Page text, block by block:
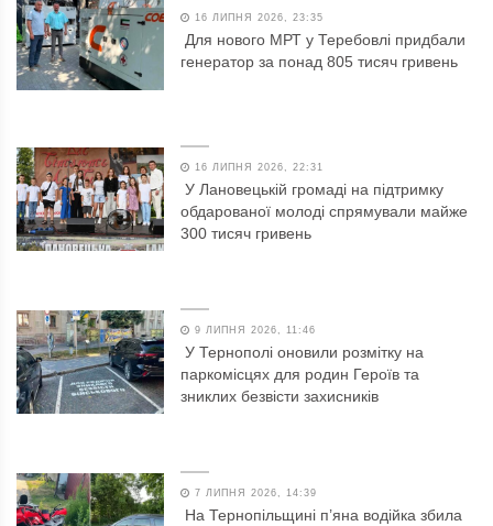
16 ЛИПНЯ 2026, 23:35
Для нового МРТ у Теребовлі придбали
генератор за понад 805 тисяч гривень
16 ЛИПНЯ 2026, 22:31
У Лановецькій громаді на підтримку
обдарованої молоді спрямували майже
300 тисяч гривень
9 ЛИПНЯ 2026, 11:46
У Тернополі оновили розмітку на
паркомісцях для родин Героїв та
зниклих безвісти захисників
7 ЛИПНЯ 2026, 14:39
На Тернопільщині п’яна водійка збила